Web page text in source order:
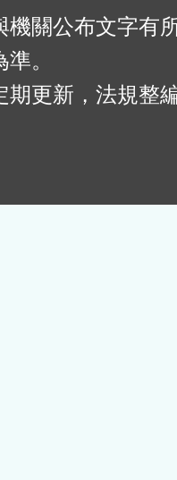
機關公布文字有
。
期更新，法規整